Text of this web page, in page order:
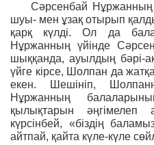
Сәрсенбай
шуы- мен ұзақ отырып
қарқ күлді. Ол да
Нұржанның үйінде
шыққанда, ауылдың бәрі-
үйге кірсе, Шолпан да
екен. Шешініп,
Нұржанның
қылықтарын әңгімелеп
күрсінбей, «біздің
айтпай, қайта күле-күле